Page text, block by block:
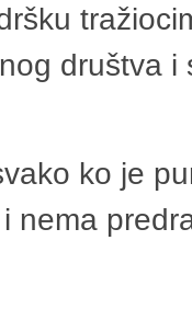
društva
ko je
nema